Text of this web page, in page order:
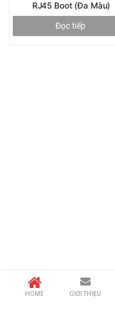
RJ45 Boot (đa Màu)
Đọc tiếp
HOME GIỚI THIỆU